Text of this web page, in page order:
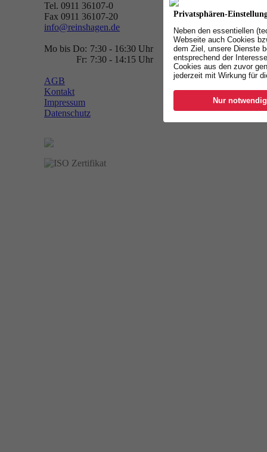
Privatsphären-
Neben den essentiellen
Webseite auch Cookies
dem Ziel, unsere Dienste
entsprechend der
Cookies aus den zuvor
jederzeit mit Wirkung für
Nur
Tel. 0911 36107-0
Fax 0911 36107-20
info@reinshagen.de
Mo bis Do: 7:30 - 16:30 Uhr
Fr: 7:30 - 14:15 Uhr
AGB
Kontakt
Impressum
Datenschutz